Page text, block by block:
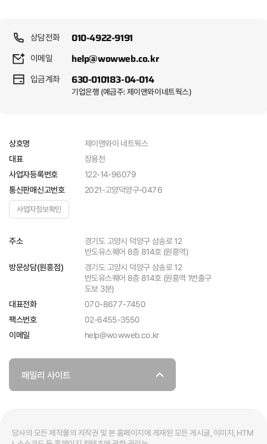
상담전화 010-4922-9191
이메일 help@wowweb.co.kr
입금계좌 630-010183-04-014
기업은행 (예금주: 제이앤와이네트웍스)
상호명 제이앤와이 네트웍스
대표 장용천
사업자등록번호 122-14-96079
통신판매신고번호 2021-고양덕양구-0476
사업자정보확인
주소 경기도 고양시 덕양구 삼송로 12
반도유스퀘어 8층 814호 (원흥역)
방문상담(원흥점) 경기도 고양시 덕양구 삼송로 12
반도유스퀘어 8층 814호 (원흥역 1번출구
도보 3분)
대표전화 070-8677-7450
팩스번호 02-6455-3550
이메일 help@wowweb.co.kr
패밀리 사이트
당사의 모든 제작물의 저작권 및 본 홈페이지에 게재된 모든 게시글, 이미지, HTM